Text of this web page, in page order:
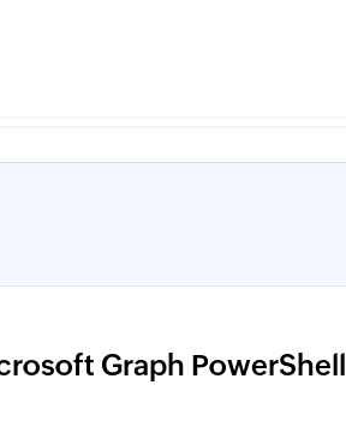
Graph PowerShell